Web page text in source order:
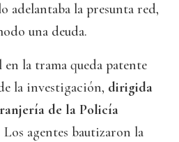
adelantaba la presunta red,
una deuda.
la trama queda patente
la investigación, dirigida
de la Policía
Los agentes bautizaron la